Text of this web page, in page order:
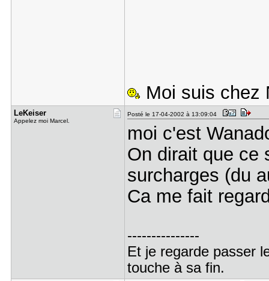
Moi suis chez
LeKeiser
Appelez moi Marcel.
Posté le 17-04-2002 à 13:09:04
moi c'est
On dirait que ce
surcharges (du
Ca me fait
---------------
Et je regarde passer
touche à sa fin.